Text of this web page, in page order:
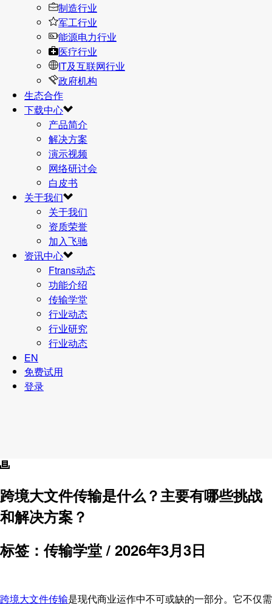
制造行业
军工行业
能源电力行业
医疗行业
IT及互联网行业
政府机构
生态合作
下载中心
产品简介
解决方案
演示视频
网络研讨会
白皮书
关于我们
关于我们
资质荣誉
加入飞驰
资讯中心
Ftrans动态
功能介绍
传输学堂
行业动态
行业研究
行业动态
EN
免费试用
登录
跨境大文件传输是什么？主要有哪些挑战
和解决方案？
标签：传输学堂 / 2026年3月3日
跨境大文件传输是现代商业运作中不可或缺的一部分。它不仅需